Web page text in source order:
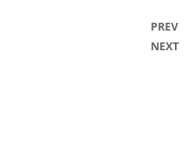
PREV
NEXT